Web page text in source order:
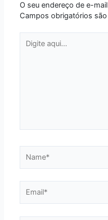
O seu endereço de e-
Campos obrigatórios
aqui...